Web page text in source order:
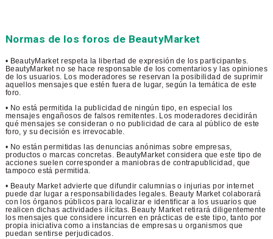
Normas de los foros de BeautyMarket
• BeautyMarket respeta la libertad de expresión de los participantes.
BeautyMarket no se hace responsable de los comentarios y las opiniones
de los usuarios. Los moderadores se reservan la posibilidad de suprimir
aquellos mensajes que estén fuera de lugar, según la temática de este
foro.
• No está permitida la publicidad de ningún tipo, en especial los
mensajes engañosos de falsos remitentes. Los moderadores decidirán
qué mensajes se consideran o no publicidad de cara al público de este
foro, y su decisión es irrevocable.
• No están permitidas las denuncias anónimas sobre empresas,
productos o marcas concretas. BeautyMarket considera que este tipo de
acciones suelen corresponder a maniobras de contrapublicidad, que
tampoco está permitida.
• Beauty Market advierte que difundir calumnias o injurias por internet
puede dar lugar a responsabilidades legales. Beauty Market colaborará
con los órganos públicos para localizar e identificar a los usuarios que
realicen dichas actividades ilícitas. Beauty Market retirará diligentemente
los mensajes que considere incurren en prácticas de este tipo, tanto por
propia iniciativa como a instancias de empresas u organismos que
puedan sentirse perjudicados.